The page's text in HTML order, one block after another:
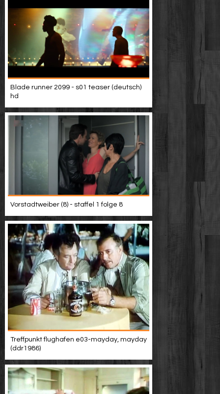
Blade runner 2099 - s01 teaser (deutsch)
hd
Vorstadtweiber (8) - staffel 1 folge 8
Treffpunkt flughafen e03-mayday, mayday
(ddr1986)